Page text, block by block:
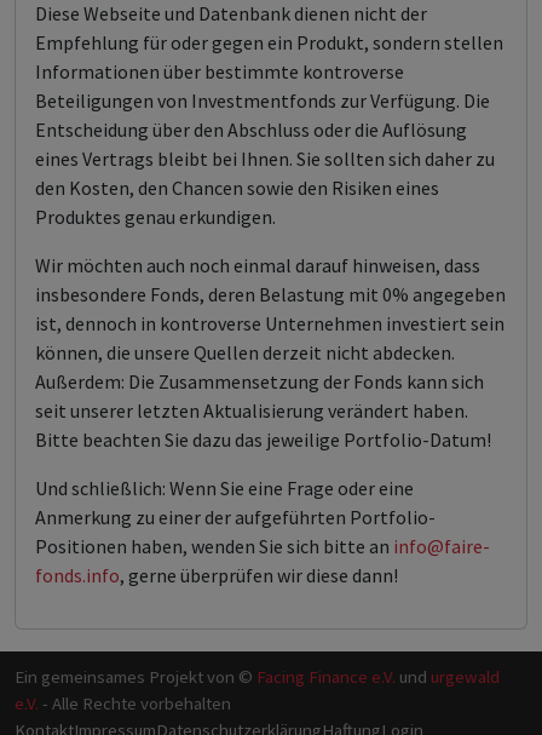
Diese Webseite und Datenbank dienen nicht der
Empfehlung für oder gegen ein Produkt, sondern stellen
Informationen über bestimmte kontroverse
Beteiligungen von Investmentfonds zur Verfügung. Die
Entscheidung über den Abschluss oder die Auflösung
eines Vertrags bleibt bei Ihnen. Sie sollten sich daher zu
den Kosten, den Chancen sowie den Risiken eines
Produktes genau erkundigen.
Wir möchten auch noch einmal darauf hinweisen, dass
insbesondere Fonds, deren Belastung mit 0% angegeben
ist, dennoch in kontroverse Unternehmen investiert sein
können, die unsere Quellen derzeit nicht abdecken.
Außerdem: Die Zusammensetzung der Fonds kann sich
seit unserer letzten Aktualisierung verändert haben.
Bitte beachten Sie dazu das jeweilige Portfolio-Datum!
Und schließlich: Wenn Sie eine Frage oder eine
Anmerkung zu einer der aufgeführten Portfolio-
Positionen haben, wenden Sie sich bitte an info@faire-
fonds.info, gerne überprüfen wir diese dann!
Ein gemeinsames Projekt von © Facing Finance e.V. und urgewald
e.V. - Alle Rechte vorbehalten
KontaktImpressumDatenschutzerklärungHaftungLogin